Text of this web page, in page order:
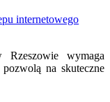
internetowego
Rzeszowie wymaga
na skuteczne